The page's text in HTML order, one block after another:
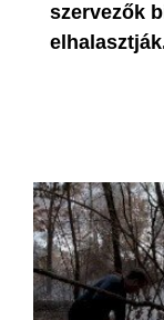
szervezők